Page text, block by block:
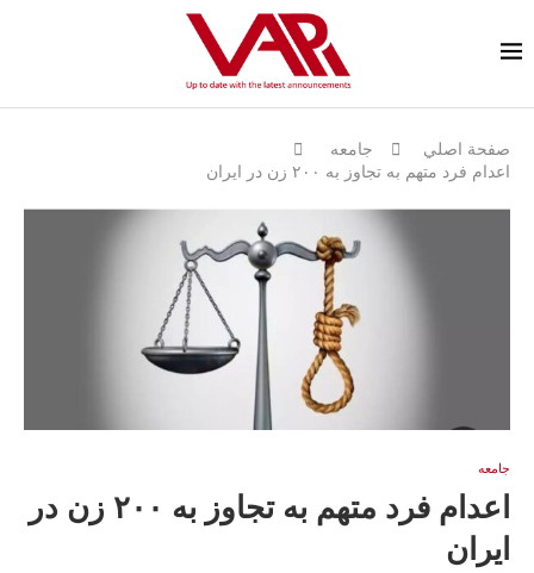
صفحة اصلي
جامعه
اعدام فرد متهم به تجاوز به ۲۰۰ زن در ایران
جامعه
اعدام فرد متهم به تجاوز به ۲۰۰ زن در
ایران